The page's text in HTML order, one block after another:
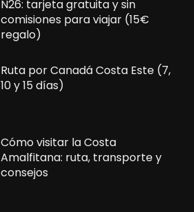
N26: tarjeta gratuita y sin
comisiones para viajar (15€
regalo)
Ruta por Canadá Costa Este (7,
10 y 15 días)
Cómo visitar la Costa
Amalfitana: ruta, transporte y
consejos